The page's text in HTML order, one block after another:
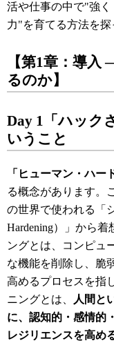
活や仕事の中で"強く
力"を育てる方法を探
【第1章：導入
るのか】
Day 1 「ハック
いうこと
「ヒューマン・ハー
る概念があります。
の世界で使われる「
Hardening）」から
ングとは、コンピュ
な機能を削除し、脆
高めるプロセスを指
ニングとは、
人間と
に、認知的・感情的
レジリエンスを高め